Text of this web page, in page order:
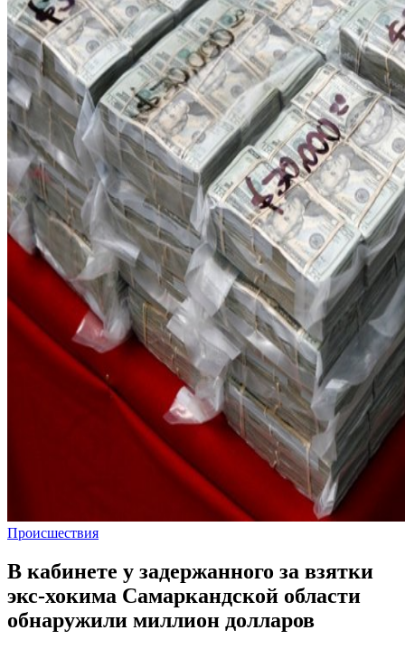
Происшествия
В кабинете у задержанного за взятки
экс-хокима Самаркандской области
обнаружили миллион долларов